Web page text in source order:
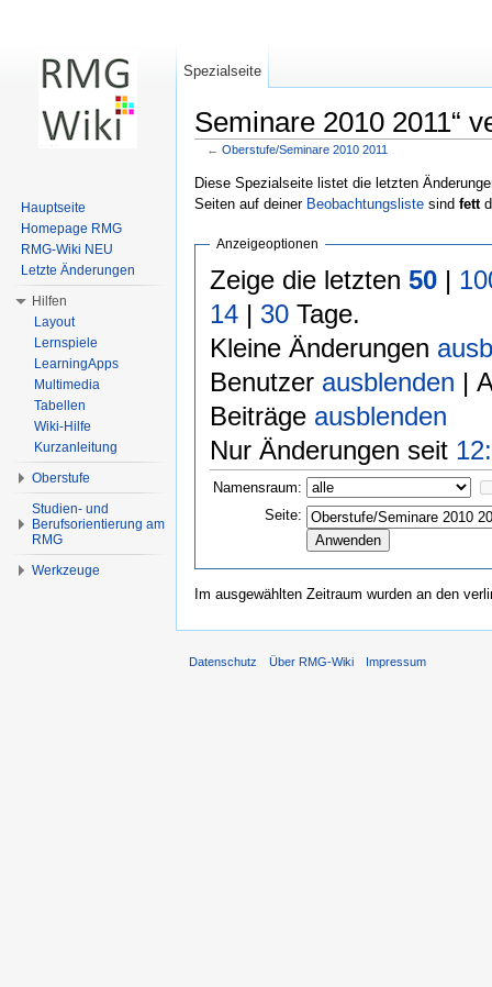
Seminare 2010 2011“
← Oberstufe/Seminare 2010 2011
Diese Spezialseite listet die letzten
Seiten auf deiner Beobachtungsliste sind fett
Anzeigeoptionen
Zeige die letzten 50|
14| 30Tage.
Kleine Änderungen
Benutzer ausblenden |
Beiträge ausblenden
Nur Änderungen seit
Namensraum:
Seite:
Im ausgewählten Zeitraum wurden an den
Spezialseite
Hauptseite
Homepage RMG
RMG-Wiki NEU
Letzte Änderungen
Hilfen
Layout
Lernspiele
LearningApps
Multimedia
Tabellen
Wiki-Hilfe
Kurzanleitung
Oberstufe
Studien- und
Berufsorientierung am
RMG
Werkzeuge
Datenschutz Über RMG-Wiki Impressum